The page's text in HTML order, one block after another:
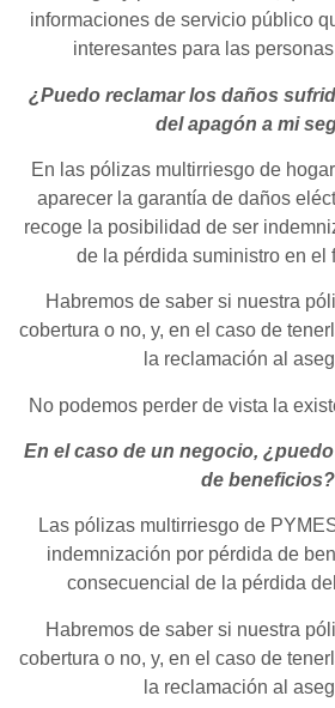
informaciones de servicio público
interesantes para las
¿Puedo reclamar los daños
del apagón a mi
En las pólizas multirriesgo de
aparecer la garantía de daños
recoge la posibilidad de ser
de la pérdida suministro en el
Habremos de saber si nuestra
cobertura o no, y, en el caso de
la reclamación al
No podemos perder de vista la
En el caso de un negocio,
de beneficios?
Las pólizas multirriesgo de
indemnización por pérdida de
consecuencial de la pérdida
Habremos de saber si nuestra
cobertura o no, y, en el caso de
la reclamación al